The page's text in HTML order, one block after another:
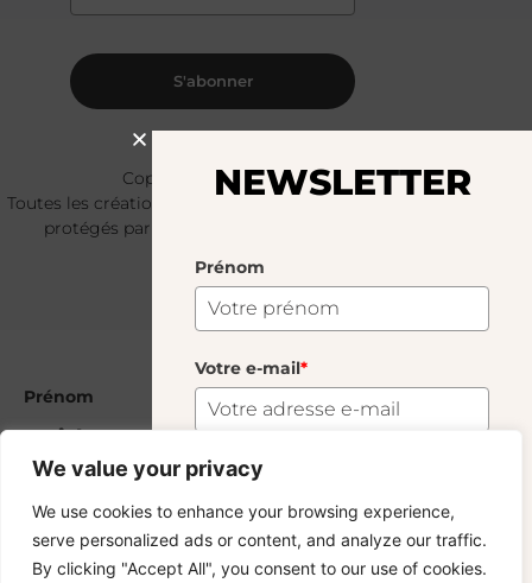
We value your privacy
We use cookies to enhance your browsing experience,
serve personalized ads or content, and analyze our traffic.
By clicking "Accept All", you consent to our use of cookies.
Le Pichet Marié
S'abonner
Copyright © 2024 – © La Soufflerie.
Toutes les créations, tous les designs et tous les contenus sont
protégés par le droit d’auteur et le droit des marques.
NEWSLETTER
Prénom
Votre e-mail*
Vous voulez rester informé ? Inscrivez-vous
Prénom